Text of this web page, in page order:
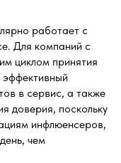
работает с
Для компаний с
циклом принятия
в сервис, а также
доверия, поскольку
инфлюенсеров,
чем